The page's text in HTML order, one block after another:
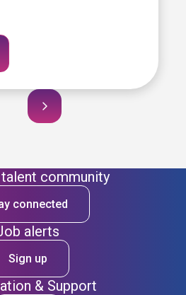
community
connected
alerts
Sign up
& Support